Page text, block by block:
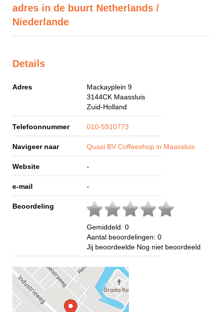
adres in de buurt Netherlands /
Niederlande
Details
Adres
Mackayplein 9
3144CK Maassluis
Zuid-Holland
Telefoonnummer 010-5910773
Navigeer naar Quasi BV Coffeeshop in Maassluis
Website -
e-mail -
Beoordeling
Gemiddeld: 0
Aantal beoordelingen: 0
Jij beoordeelde Nog niet beoordeeld